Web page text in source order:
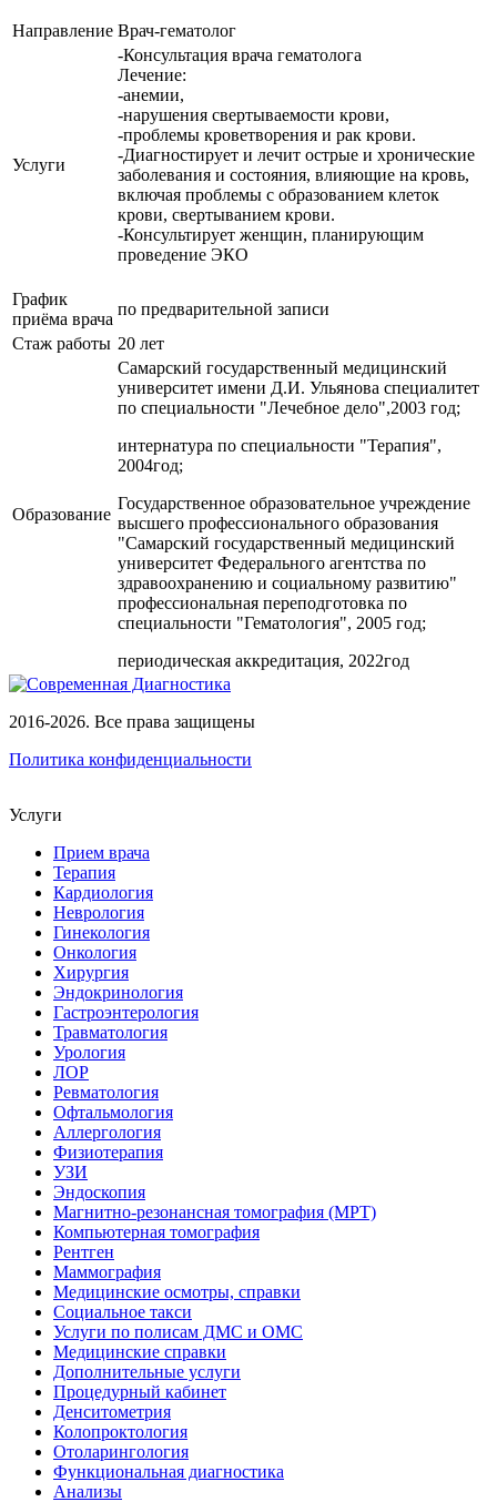
Направление Врач-гематолог
Услуги
-Консультация врача гематолога
Лечение:
-анемии,
-нарушения свертываемости крови,
-проблемы кроветворения и рак крови.
-Диагностирует и лечит острые и хронические
заболевания и состояния, влияющие на кровь,
включая проблемы с образованием клеток
крови, свертыванием крови.
-Консультирует женщин, планирующим
проведение ЭКО
График
приёма врача
по предварительной записи
Стаж работы 20 лет
Образование
Самарский государственный медицинский
университет имени Д.И. Ульянова специалитет
по специальности "Лечебное дело",2003 год;
интернатура по специальности "Терапия",
2004год;
Государственное образовательное учреждение
высшего профессионального образования
"Самарский государственный медицинский
университет Федерального агентства по
здравоохранению и социальному развитию"
профессиональная переподготовка по
специальности "Гематология", 2005 год;
периодическая аккредитация, 2022год
2016-2026. Все права защищены
Политика конфиденциальности
Услуги
Прием врача
Терапия
Кардиология
Неврология
Гинекология
Онкология
Хирургия
Эндокринология
Гастроэнтерология
Травматология
Урология
ЛОР
Ревматология
Офтальмология
Аллергология
Физиотерапия
УЗИ
Эндоскопия
Магнитно-резонансная томография (МРТ)
Компьютерная томография
Рентген
Маммография
Медицинские осмотры, справки
Социальное такси
Услуги по полисам ДМС и ОМС
Медицинские справки
Дополнительные услуги
Процедурный кабинет
Денситометрия
Колопроктология
Отоларингология
Функциональная диагностика
Анализы